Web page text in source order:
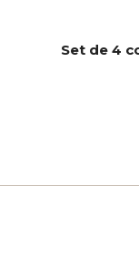
Set de 4